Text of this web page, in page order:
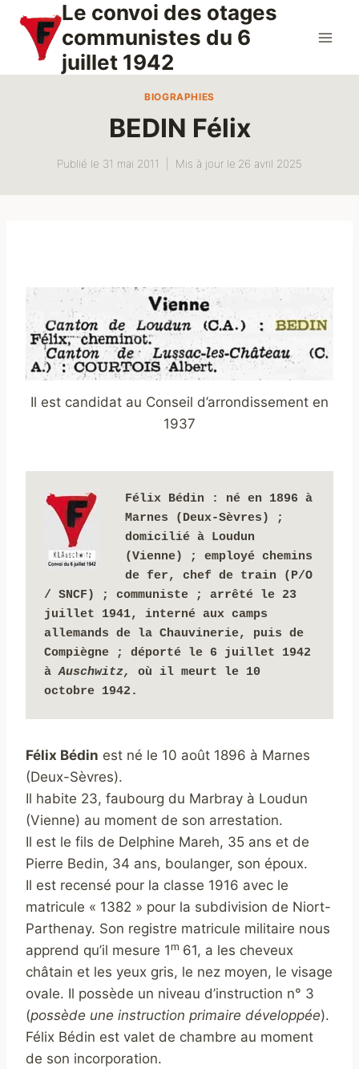
contenu
Le convoi des otages
communistes du 6
juillet 1942
BIOGRAPHIES
BEDIN Félix
Publié le 31 mai 2011 Mis à jour le 26 avril 2025
Il est candidat au Conseil d’arrondissement en
1937
Félix Bédin
: né en 1896 à
Marnes (Deux-Sèvres) ;
domicilié à Loudun
(Vienne) ;
employé chemins
de fer, chef de train (P/O
/ SNCF) ;
communiste ;
arrêté le 23
juillet 1941, interné aux camps
allemands de la Chauvinerie, puis de
Compiègne ; déporté le 6 juillet 1942
à Auschwitz, où il meurt le 10
octobre 1942.
Félix Bédin est né le 10 août 1896 à Marnes
(Deux-Sèvres).
Il habite 23, faubourg du Marbray à Loudun
(Vienne) au moment de son arrestation.
Il est le fils de Delphine Mareh, 35 ans et de
Pierre Bedin, 34 ans, boulanger, son époux.
Il est recensé pour la classe 1916 avec le
matricule « 1382 » pour la subdivision de Niort-
Parthenay. Son registre matricule militaire nous
apprend qu’il mesure 1m 61, a les cheveux
châtain et les yeux gris, le nez moyen, le visage
ovale. Il possède un niveau d’instruction n° 3
(possède une instruction primaire développée).
Félix Bédin est valet de chambre au moment
de son incorporation.